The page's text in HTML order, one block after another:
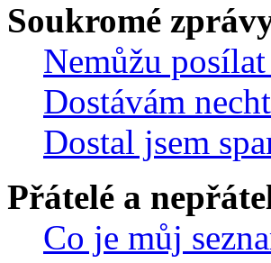
Soukromé
Nemůžu
Dostávám
Dostal jsem
Přátelé a
Co je můj